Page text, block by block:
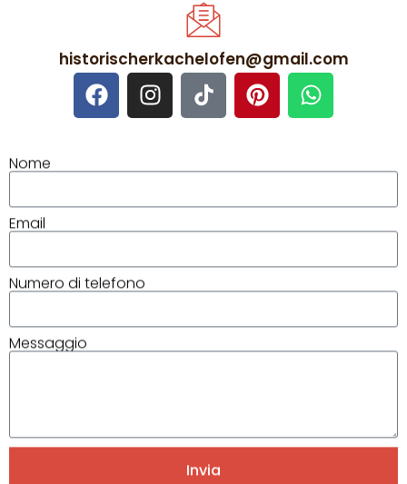
historischerkachelofen@gmail.com
Nome
Email
Numero di telefono
Messaggio
Invia